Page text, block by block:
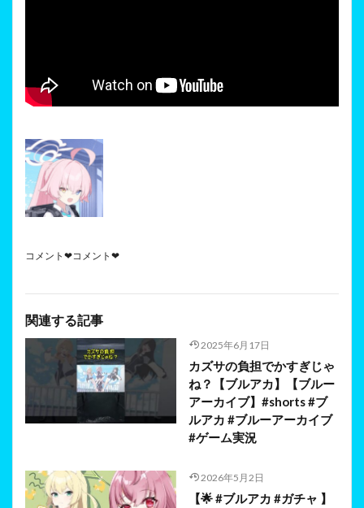
コメント❤コメント❤
関連する記事
2025年6月17日
カズサの負担でかすぎじゃ
ね？【ブルアカ】【ブルー
アーカイブ】#shorts #ブ
ルアカ #ブルーアーカイブ
#ゲーム実況
2026年5月2日
【🌟 #ブルアカ #ガチャ 】